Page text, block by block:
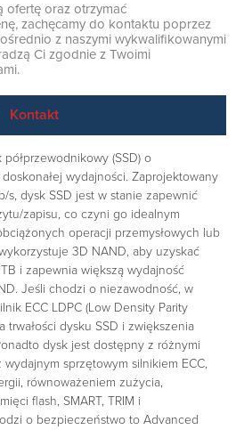
ofertę oraz otrzymać
zachęcamy do kontaktu poprzez
z naszymi wykwalifikowanymi
Ci zgodnie z Twoimi
Kontakt
półprzewodnikowy (SSD) o
wydajności. Zaprojektowany
s, dysk SSD jest w stanie zapewnić
zapisu, co czyni go idealnym
operacji przemysłowych lub
3D NAND, aby uzyskać
i zapewnia większą wydajność
Jeśli chodzi o niezawodność, w
ECC LDPC (Low Density Parity
trwałości dysku SSD i zwiększenia
dysk jest dostępny z różnymi
sprzętowym silnikiem ECC,
równoważeniem zużycia,
flash, SMART, TRIM i
o bezpieczeństwo to Advanced